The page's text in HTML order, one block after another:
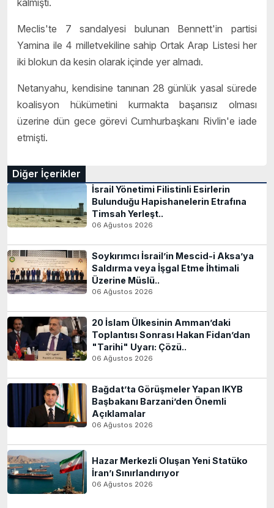
Meclis'te 7 sandalyesi bulunan Bennett'in partisi
Yamina ile 4 milletvekiline sahip Ortak Arap Listesi her
iki blokun da kesin olarak içinde yer almadı.
Netanyahu, kendisine tanınan 28 günlük yasal sürede
koalisyon hükümetini kurmakta başarısız olması
üzerine dün gece görevi Cumhurbaşkanı Rivlin'e iade
etmişti.
Diğer İçerikler
İsrail Yönetimi Filistinli Esirlerin
Bulunduğu Hapishanelerin Etrafına
Timsah Yerleşt..
06 Ağustos 2026
Soykırımcı İsrail’in Mescid-i Aksa’ya
Saldırma veya İşgal Etme İhtimali
Üzerine Müslü..
06 Ağustos 2026
20 İslam Ülkesinin Amman’daki
Toplantısı Sonrası Hakan Fidan’dan
"Tarihi" Uyarı: Çözü..
06 Ağustos 2026
Bağdat’ta Görüşmeler Yapan IKYB
Başbakanı Barzani’den Önemli
Açıklamalar
06 Ağustos 2026
Hazar Merkezli Oluşan Yeni Statüko
İran’ı Sınırlandırıyor
06 Ağustos 2026